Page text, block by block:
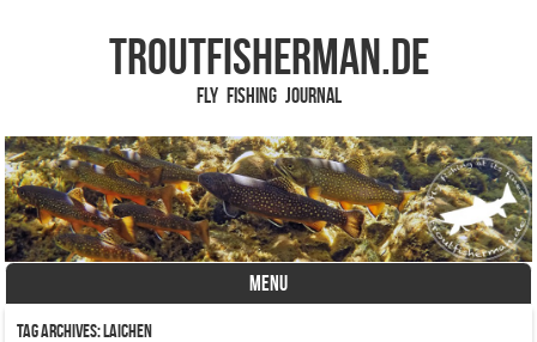
TROUTFISHERMAN.de
Fly Fishing Journal
MENU
Skip to content
Tag Archives:Laichen